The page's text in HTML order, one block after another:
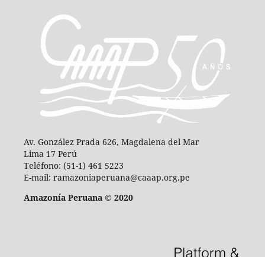
Av. González Prada 626, Magdalena del Mar
Lima 17 Perú
Teléfono: (51-1) 461 5223
E-mail: ramazoniaperuana@caaap.org.pe
Amazonía Peruana © 2020